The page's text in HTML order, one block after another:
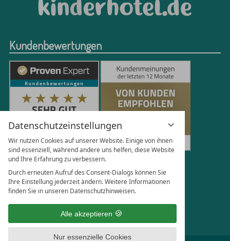
Datenschutzeinstellungen
Wir nutzen Cookies auf unserer Website. Einige von ihnen
sind essenziell, während andere uns helfen, diese Website
und Ihre Erfahrung zu verbessern.
Durch erneuten Aufruf des Consent-Dialogs können Sie
Ihre Einstellung jederzeit ändern. Weitere Informationen
finden Sie in unseren Datenschutzhinweisen.
Alle akzeptieren
Nur essenzielle Cookies
Kundenbewertungen